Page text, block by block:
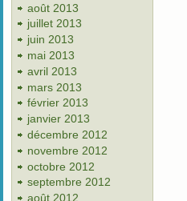
août 2013
juillet 2013
juin 2013
mai 2013
avril 2013
mars 2013
février 2013
janvier 2013
décembre 2012
novembre 2012
octobre 2012
septembre 2012
août 2012